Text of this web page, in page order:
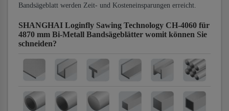
Bandsägeblatt werden Zeit- und Kosteneinsparungen erreicht.
SHANGHAI Loginfly Sawing Technology CH-4060 für
4870 mm Bi-Metall Bandsägeblätter womit können Sie
schneiden?